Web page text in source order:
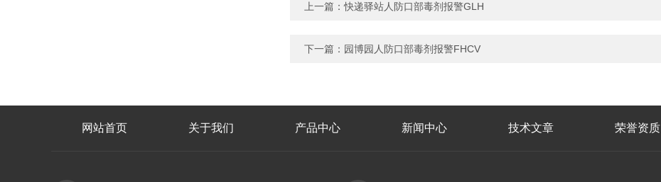
上一篇：快递驿站人防口部毒剂报警GLH
下一篇： 园博园人防口部毒剂报警FHCV
网站首页 关于我们 产品中心 新闻中心 技术文章 荣誉资质